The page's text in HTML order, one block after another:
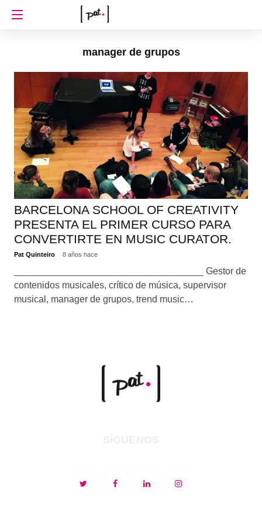
manager de grupos
BARCELONA SCHOOL OF CREATIVITY
PRESENTA EL PRIMER CURSO PARA
CONVERTIRTE EN MUSIC CURATOR.
Pat Quinteiro 8 años hace
____________________________________ Gestor de
contenidos musicales, crítico de música, supervisor
musical, manager de grupos, trend music…